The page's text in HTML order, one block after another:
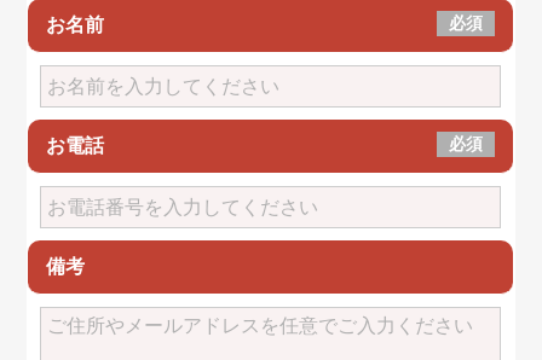
お名前 必須
お電話 必須
備考